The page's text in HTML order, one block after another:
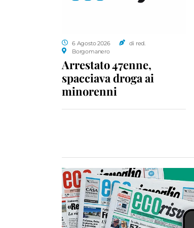
6 Agosto 2026
di red.
Borgomanero
Arrestato 47enne,
spacciava droga ai
minorenni